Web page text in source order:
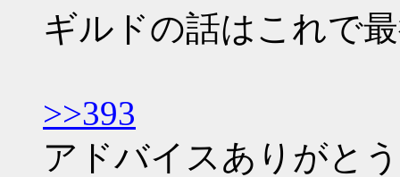
ギルドの話はこれで
>>393
アドバイスありがと